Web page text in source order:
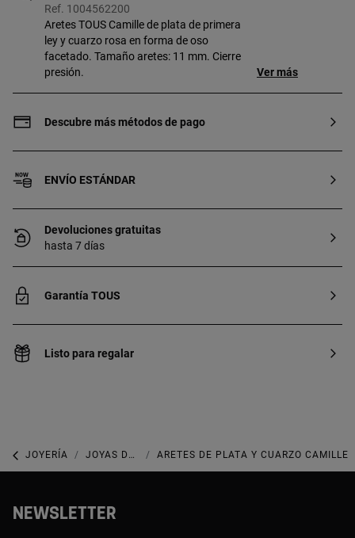
Ref. 1004562200
Aretes TOUS Camille de plata de primera
ley y cuarzo rosa en forma de oso
facetado. Tamaño aretes: 11 mm. Cierre
presión.
Ver más
Descubre más métodos de pago
ENVÍO ESTÁNDAR
Devoluciones gratuitas
hasta 7 días
Garantía TOUS
Listo para regalar
JOYERÍA JOYAS DE PLATA 925 ARETES DE PLATA Y CUARZO CAMILLE
NEWSLETTER